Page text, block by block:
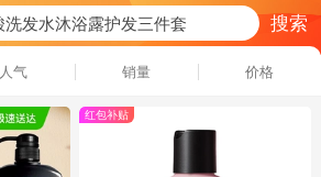
搜索
人气 销量 价格
红包补贴